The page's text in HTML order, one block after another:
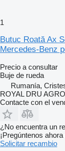
1
Butuc Roată Ax
Mercedes-Benz
Precio a consultar
Buje de rueda
Rumanía,
ROYAL DRU
Contacte con el
¿No encuentra un
¡Pregúntenos
Solicitar recambio